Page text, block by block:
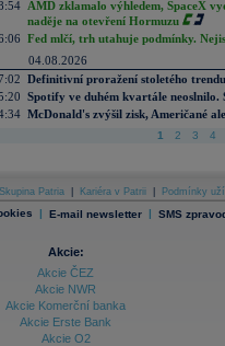
AMD zklamalo výhledem, SpaceX
naděje na otevření Hormuzu
Fed mlčí, trh utahuje podmínky.
04.08.2026
Definitivní proražení stoletého
Spotify ve duhém kvartále neoslnilo.
McDonald's zvýšil zisk, Američané
1 2 3 4
Skupina Patria Kariéra v Patrii Podmínky
| E-mail newsletter | SMS
Akcie:
Akcie ČEZ
Akcie NWR
Akcie Komerční banka
Akcie Erste Bank
Akcie O2